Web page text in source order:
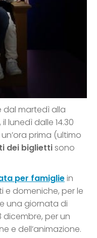
dal martedì alla
lunedì dalle 14.30
prima (ultimo
dei bigliettisono
per famigliein
domeniche, per le
una giornata di
dicembre, per un
e dell’animazione.